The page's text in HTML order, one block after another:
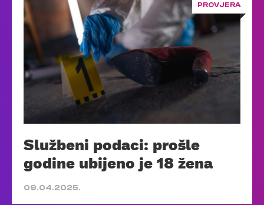
PROVJERA
Službeni podaci: prošle
godine ubijeno je 18 žena
09.04.2025.